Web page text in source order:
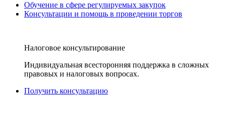
Обучение в сфере регулируемых закупок
Консультации и помощь в проведении торгов
Налоговое консультирование
Индивидуальная всесторонняя поддержка в сложных
правовых и налоговых вопросах.
Получить консультацию